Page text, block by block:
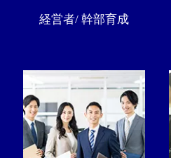
経営者/ 幹部育成